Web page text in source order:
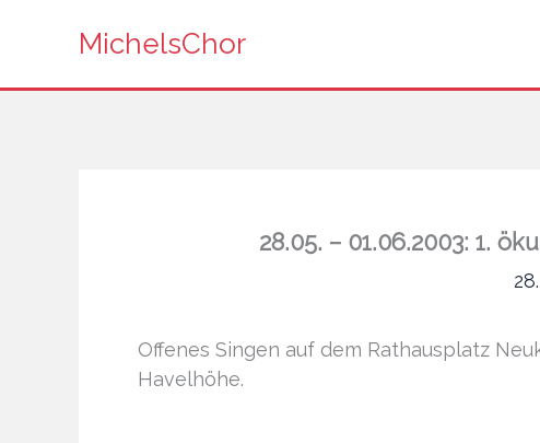
MichelsChor
28.05. – 01.06.2003: 1.
Offenes Singen auf dem Rathausplatz
Havelhöhe.